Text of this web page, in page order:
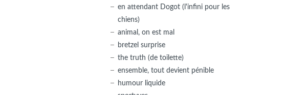
en attendant Dogot (l'infini pour les
chiens)
animal, on est mal
bretzel surprise
the truth (de toilette)
ensemble, tout devient pénible
humour liquide